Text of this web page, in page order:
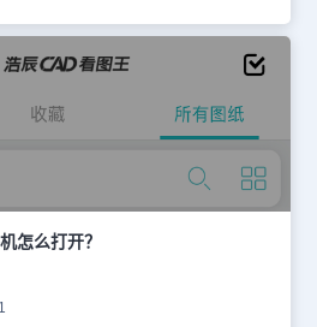
文件的方法。打开DWG文件的方法：
在电脑中下载安装浩辰CAD系列软件，
法是最常用的，小编就不赘述了。2、用
看图王是新一代“云CAD”产品，让您在
DWG文件更便捷。（1）浩辰CAD看图
索并打开浩辰CAD看图王网页版，点击
选【浩辰CAD看图王打开图纸使用协
。在弹出的【打开】对话框中，选择需
2）浩辰CAD看图王手机版首先在应用商
APP。软件安装完成后，在打开DWG
。（3）浩辰CAD看图王电脑版需要先
版，然后再用其打开DWG文件即可。
怎么打开？